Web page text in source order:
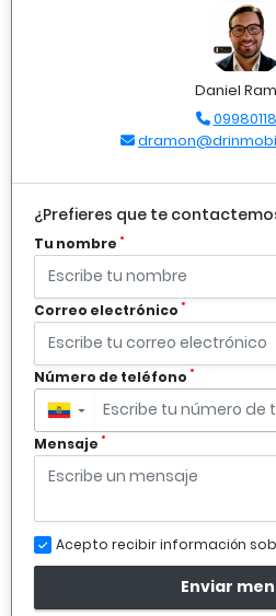
Daniel
¿Prefieres que te
Tu nombre *
Correo electrónico *
Número de teléfono *
▼
Mensaje *
Acepto recibir información
Enviar